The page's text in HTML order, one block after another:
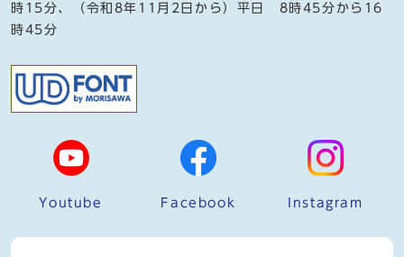
時15分、（令和8年11月2日から）平日 8時45分から16
時45分
Youtube Facebook Instagram